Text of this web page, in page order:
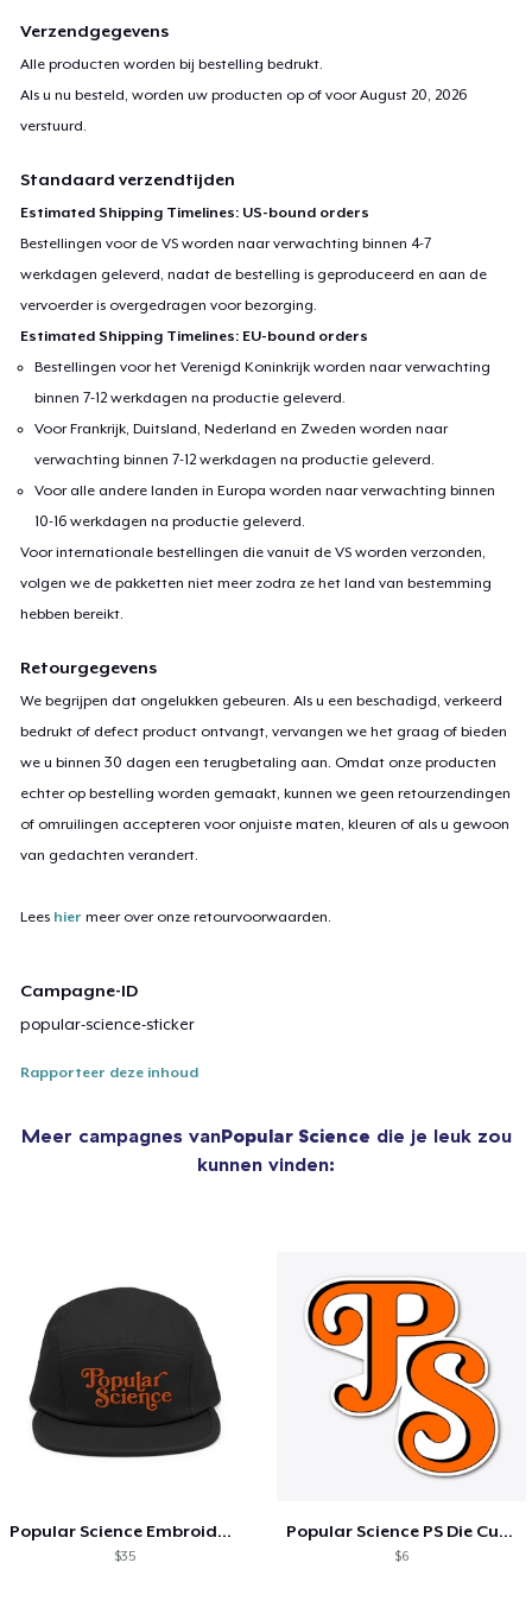
Verzendgegevens
Alle producten worden bij bestelling bedrukt.
Als u nu besteld, worden uw producten op of voorAugust 20, 2026
verstuurd.
Standaard verzendtijden
Estimated Shipping Timelines: US-bound orders
Bestellingen voor de VS worden naar verwachting binnen 4-7
werkdagen geleverd, nadat de bestelling is geproduceerd en aan de
vervoerder is overgedragen voor bezorging.
Estimated Shipping Timelines: EU-bound orders
Bestellingen voor het Verenigd Koninkrijk worden naar verwachting
binnen 7-12 werkdagen na productie geleverd.
Voor Frankrijk, Duitsland, Nederland en Zweden worden naar
verwachting binnen 7-12 werkdagen na productie geleverd.
Voor alle andere landen in Europa worden naar verwachting binnen
10-16 werkdagen na productie geleverd.
Voor internationale bestellingen die vanuit de VS worden verzonden,
volgen we de pakketten niet meer zodra ze het land van bestemming
hebben bereikt.
Retourgegevens
We begrijpen dat ongelukken gebeuren. Als u een beschadigd, verkeerd
bedrukt of defect product ontvangt, vervangen we het graag of bieden
we u binnen 30 dagen een terugbetaling aan. Omdat onze producten
echter op bestelling worden gemaakt, kunnen we geen retourzendingen
of omruilingen accepteren voor onjuiste maten, kleuren of als u gewoon
van gedachten verandert.
Lees hier meer over onze retourvoorwaarden.
Campagne-ID
popular-science-sticker
Rapporteer deze inhoud
Meer campagnes vanPopular Science die je leuk zou
kunnen vinden:
Popular Science Embroidered 5-Panel Hat
$35
Popular Science PS Die Cut Sticker
$6